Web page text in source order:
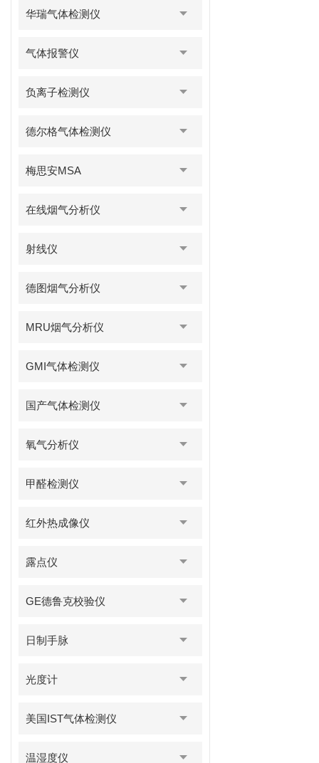
华瑞气体检测仪
气体报警仪
负离子检测仪
德尔格气体检测仪
梅思安MSA
在线烟气分析仪
射线仪
德图烟气分析仪
MRU烟气分析仪
GMI气体检测仪
国产气体检测仪
氧气分析仪
甲醛检测仪
红外热成像仪
露点仪
GE德鲁克校验仪
日制手脉
光度计
美国IST气体检测仪
温湿度仪